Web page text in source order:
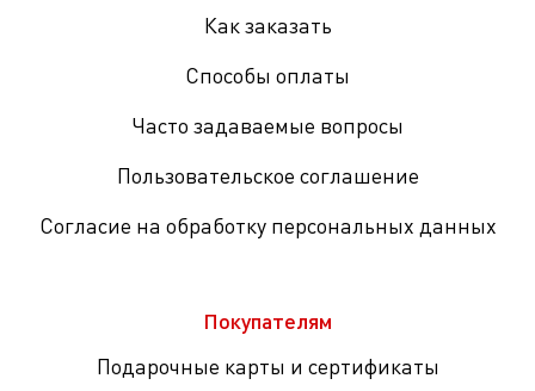
Как заказать
Способы оплаты
Часто задаваемые вопросы
Пользовательское соглашение
Согласие на обработку персональных данных
Покупателям
Подарочные карты и сертификаты